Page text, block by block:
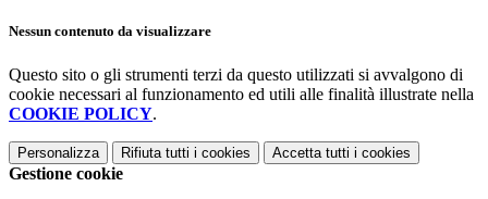
Nessun contenuto da visualizzare
Questo sito o gli strumenti terzi da questo utilizzati si avvalgono di
cookie necessari al funzionamento ed utili alle finalità illustrate nella
COOKIE POLICY.
Personalizza Rifiuta tutti i cookies Accetta tutti i cookies
Gestione cookie